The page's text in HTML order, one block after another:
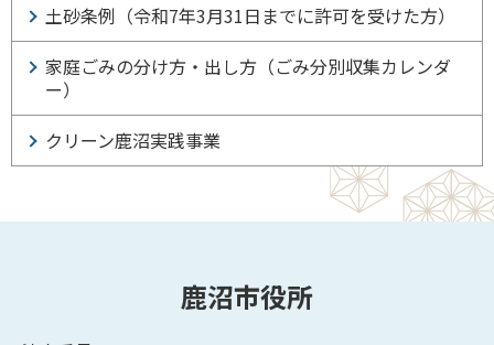
土砂条例（令和7年3月31日までに許可を受けた方）
家庭ごみの分け方・出し方（ごみ分別収集カレンダ
ー）
クリーン鹿沼実践事業
鹿沼市役所